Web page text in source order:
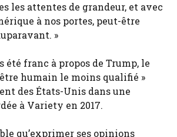
les attentes de grandeur, et avec
à nos portes, peut-être
»
été franc à propos de Trump, le
humain le moins qualifié »
des États-Unis dans une
à Variety en 2017.
qu’exprimer ses opinions